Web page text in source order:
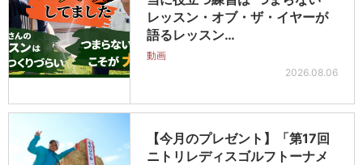
レッスン・オブ・ザ・イヤーが
語るレッスン…
動画
2026.08.06
【今月のプレゼント】「第17回
ニトリレディスゴルフトーナメ